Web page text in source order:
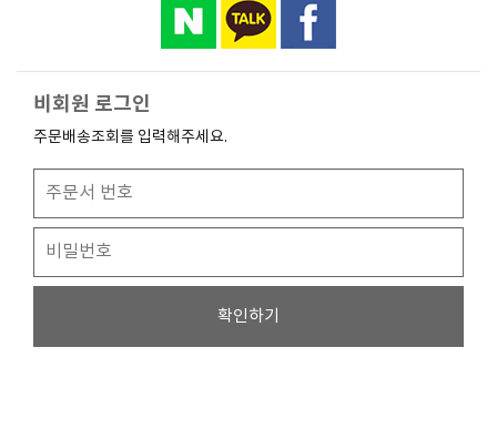
비회원 로그인
주문배송조회를 입력해주세요.
확인하기